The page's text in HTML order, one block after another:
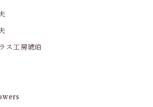
ス工房琥珀